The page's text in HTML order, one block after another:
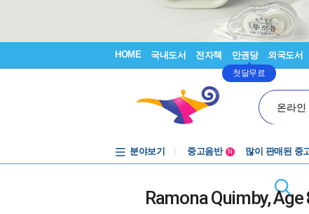
HOME 국내도서 전자책 만권당
첫달무료
외국도서
온라인
분야보기
중고음반
N 많이 판매된 중
Ramona Quimby,